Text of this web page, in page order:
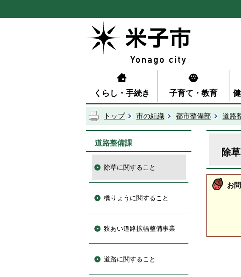
くらし・手続き 子育て・教育
トップ 市の組織 都市整備部 道路
道路整備課
除草に関すること
橋りょうに関すること
狭あい道路拡幅整備事業
道路に関すること
除
お